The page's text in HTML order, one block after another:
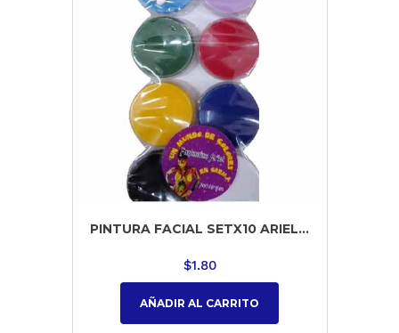
PINTURA FACIAL SETX10 ARIEL...
$1.80
AÑADIR AL CARRITO